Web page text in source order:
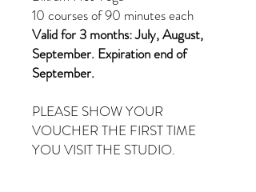
10 courses of 90 minutes each
Valid for 3 months: July, August,
September. Expiration end of
September.
PLEASE SHOW YOUR
VOUCHER THE FIRST TIME
YOU VISIT THE STUDIO.